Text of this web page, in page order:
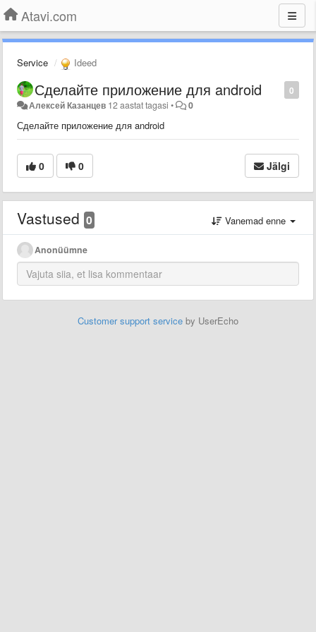
Atavi.com
Service Ideed
0
Сделайте приложение для android
Алексей Казанцев 12 aastat tagasi • 0
Сделайте приложение для android
0 0 Jälgi
Vastused 0 Vanemad enne
Anonüümne
Customer support service by UserEcho